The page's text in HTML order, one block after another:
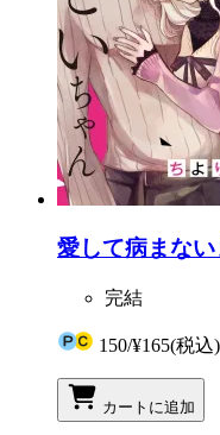
愛して病まな
完結
150/¥165(税込)
カートに追加